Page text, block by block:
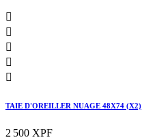





TAIE D'OREILLER NUAGE 48X74 (X2)
2 500 XPF